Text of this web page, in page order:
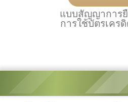
แบบสัญญาการยื
การใช้บัตรเคร